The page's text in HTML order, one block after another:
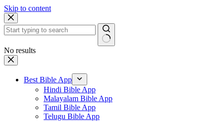
Skip to content
No results
Best Bible App
Hindi Bible App
Malayalam Bible App
Tamil Bible App
Telugu Bible App